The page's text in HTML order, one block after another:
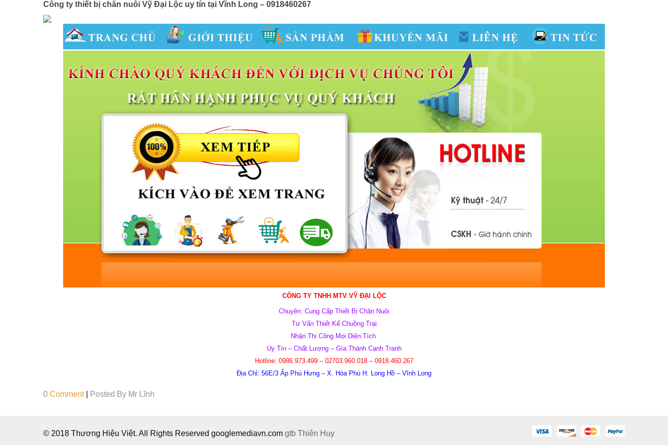
Công ty thiết bị chăn nuôi Vỹ Đại Lộc uy tín tại Vĩnh Long – 0918460267
CÔNG TY TNHH MTV VỸ ĐẠI LỘC
Chuyên: Cung Cấp Thiết Bị Chăn Nuôi
Tư Vấn Thiết Kế Chuồng Trại
Nhận Thi Công Mọi Diện Tích
Uy Tín – Chất Lượng – Gía Thành Cạnh Tranh
Hotline: 0986.973.499 – 02703.960.018 – 0918.460.267
Địa Chỉ: 56E/3 Ấp Phú Hưng – X. Hòa Phú H. Long Hồ – Vĩnh Long
0 Comment Posted By Mr Lĩnh
© 2018 Thương Hiệu Việt. All Rights Reserved googlemediavn.com gtb Thiên Huy